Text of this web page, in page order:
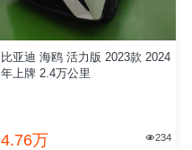
比亚迪 海鸥 活力版 2023款 2024
年上牌 2.4万公里
4.76万 234